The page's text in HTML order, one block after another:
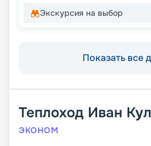
Экскурсия на выбор
Показать все
Теплоход Иван
ЭКОНОМ